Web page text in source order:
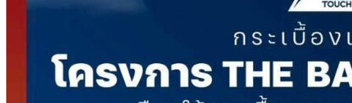
กระเบื้องสระว่ายน้ำ HGn
กระเบื้องสระว่ายน้ำ TGs